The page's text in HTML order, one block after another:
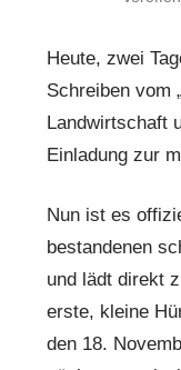
Heute, zwei
Schreiben vom
Landwirtschaft
Einladung zur
Nun ist es
bestandenen
und lädt direkt
erste, kleine
den 18.